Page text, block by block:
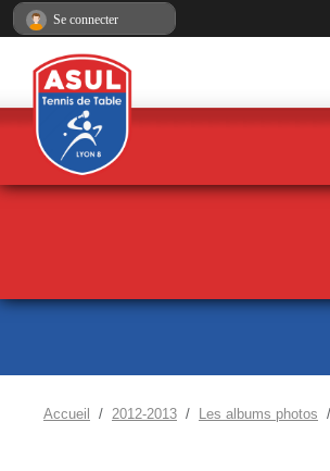
Accueil 2012-2013 Les albums photos
Se connecter
Panneau de gestion des cookies